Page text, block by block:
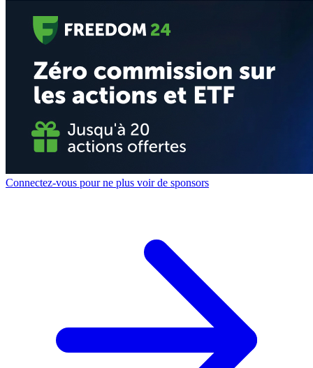
Connectez-vous pour ne plus voir de sponsors